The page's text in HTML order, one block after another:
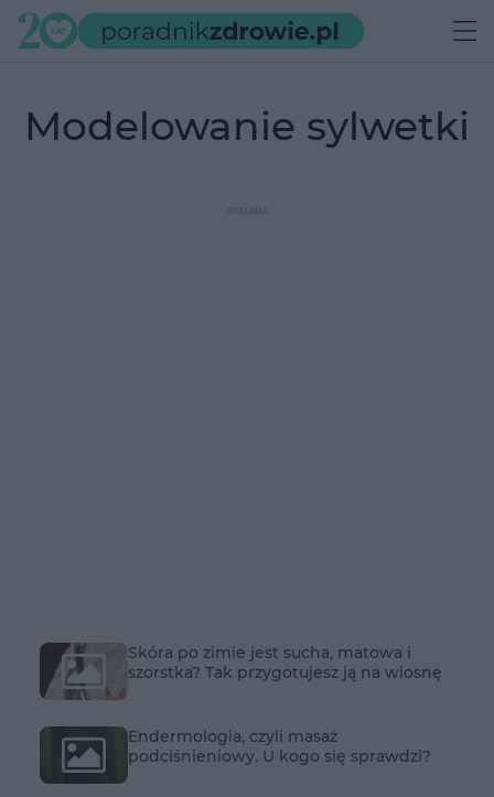
modelowanie sylwetki
Skóra po zimie jest sucha, matowa i
szorstka? Tak przygotujesz ją na wiosnę
Endermologia, czyli masaż
podciśnieniowy. U kogo się sprawdzi?